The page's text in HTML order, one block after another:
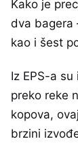
Kako je
dva bagera
kao i šest
Iz EPS-a
preko reke
kopova,
brzini